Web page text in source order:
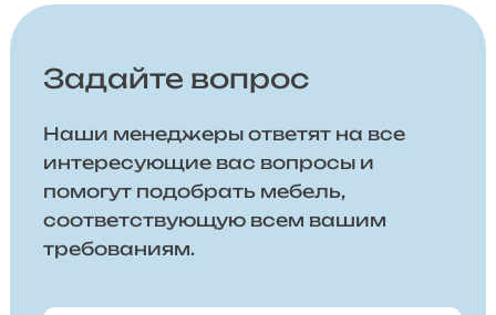
Задайте вопрос
Наши менеджеры ответят на все
интересующие вас вопросы и
помогут подобрать мебель,
соответствующую всем вашим
требованиям.